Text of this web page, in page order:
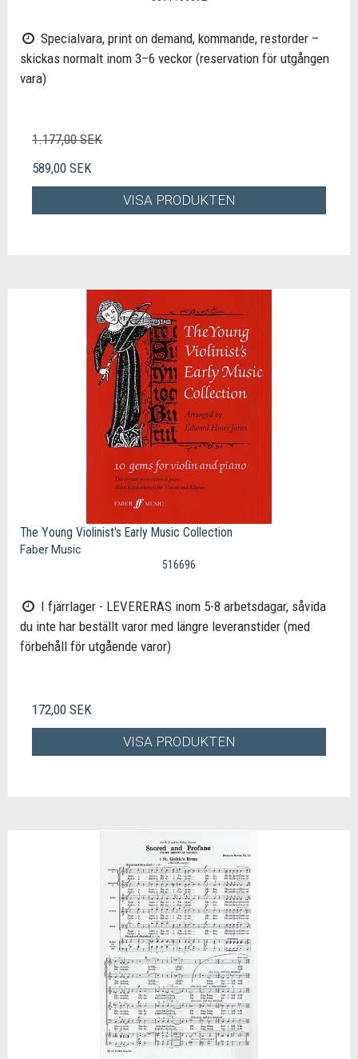
Specialvara, print on demand, kommande, restorder –
skickas normalt inom 3–6 veckor (reservation för utgången
vara)
1.177,00 SEK
589,00 SEK
VISA PRODUKTEN
The Young Violinist's Early Music Collection
Faber Music
516696
I fjärrlager - LEVERERAS inom 5-8 arbetsdagar, såvida
du inte har beställt varor med längre leveranstider (med
förbehåll för utgående varor)
172,00 SEK
VISA PRODUKTEN